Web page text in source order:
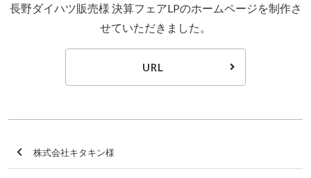
長野ダイハツ販売様 決算フェアLPのホームページを制作さ
せていただきました。
URL
株式会社キタキン様